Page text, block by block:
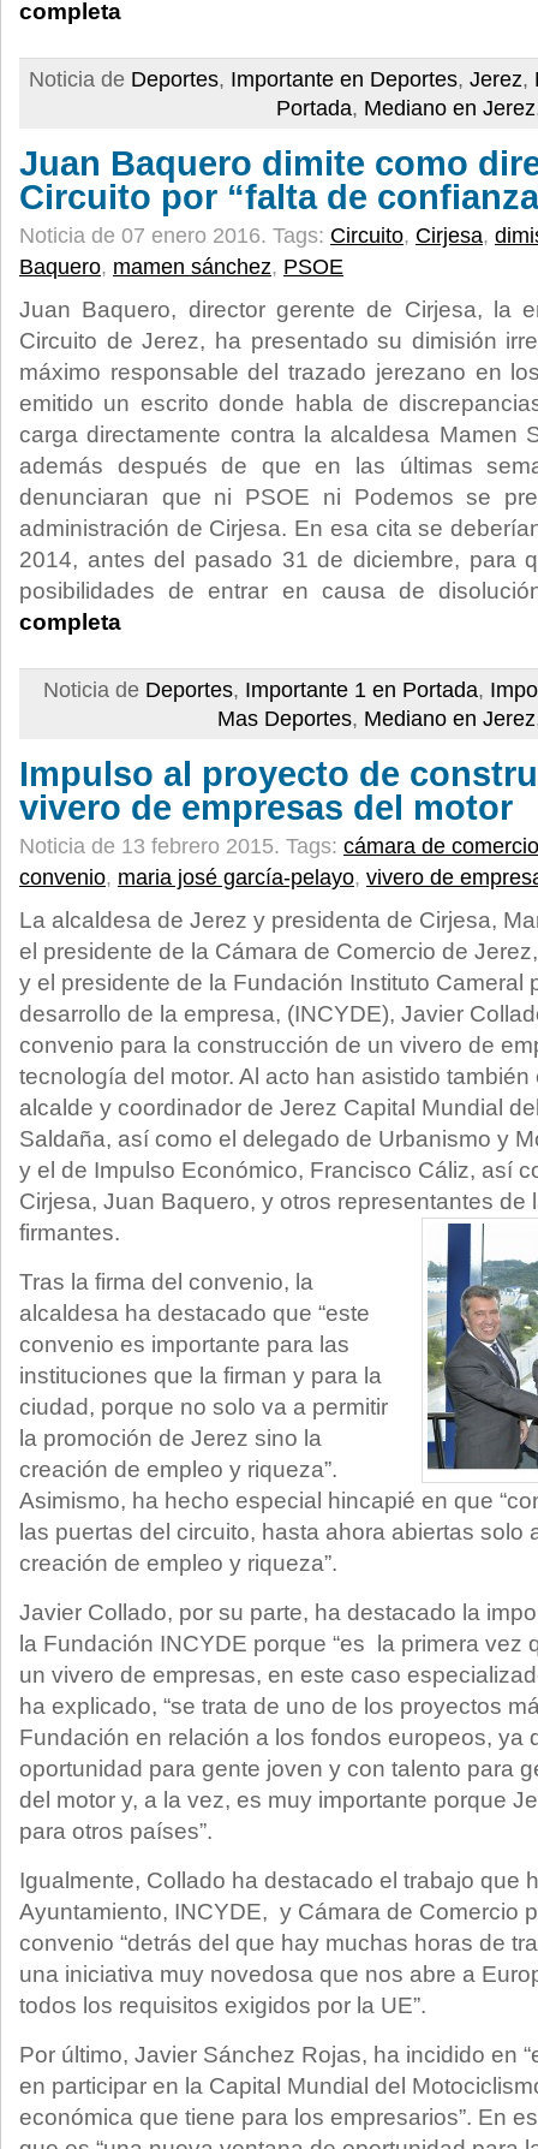
completa
Noticia de Deportes, Importante en Deportes, Jerez,
Portada, Mediano en Jerez
Juan Baquero dimite como
Circuito por “falta de
Noticia de 07 enero 2016. Tags: Circuito, Cirjesa,
Baquero, mamen sánchez, PSOE
Juan Baquero, director gerente de Cirjesa, la
Circuito de Jerez, ha presentado su dimisión
máximo responsable del trazado jerezano en
emitido un escrito donde habla de
carga directamente contra la alcaldesa Mamen
además después de que en las últimas
denunciaran que ni PSOE ni Podemos se
administración de Cirjesa. En esa cita se
2014, antes del pasado 31 de diciembre, para
posibilidades de entrar en causa de
completa
Noticia de Deportes, Importante 1 en Portada,
Mas Deportes, Mediano en Jerez
Impulso al proyecto de
vivero de empresas del motor
Noticia de 13 febrero 2015. Tags: cámara de comercio
convenio, maria josé garcía-pelayo, vivero de
La alcaldesa de Jerez y presidenta de Cirjesa,
el presidente de la Cámara de Comercio de
y el presidente de la Fundación Instituto Cameral
desarrollo de la empresa, (INCYDE), Javier
convenio para la construcción de un vivero de
tecnología del motor. Al acto han asistido
alcalde y coordinador de Jerez Capital Mundial
Saldaña, así como el delegado de Urbanismo y
y el de Impulso Económico, Francisco Cáliz, así
Cirjesa, Juan Baquero, y otros representantes de
firmantes.
Tras la firma del convenio, la
alcaldesa ha destacado que “este
convenio es importante para las
instituciones que la firman y para la
ciudad, porque no solo va a permitir
la promoción de Jerez sino la
creación de empleo y riqueza”.
Asimismo, ha hecho especial hincapié en que
las puertas del circuito, hasta ahora abiertas solo
creación de empleo y riqueza”.
Javier Collado, por su parte, ha destacado la
la Fundación INCYDE porque “es la primera vez
un vivero de empresas, en este caso
ha explicado, “se trata de uno de los proyectos
Fundación en relación a los fondos europeos, ya
oportunidad para gente joven y con talento para
del motor y, a la vez, es muy importante porque
para otros países”.
Igualmente, Collado ha destacado el trabajo que
Ayuntamiento, INCYDE, y Cámara de Comercio
convenio “detrás del que hay muchas horas de
una iniciativa muy novedosa que nos abre a
todos los requisitos exigidos por la UE”.
Por último, Javier Sánchez Rojas, ha incidido en
en participar en la Capital Mundial del
económica que tiene para los empresarios”. En